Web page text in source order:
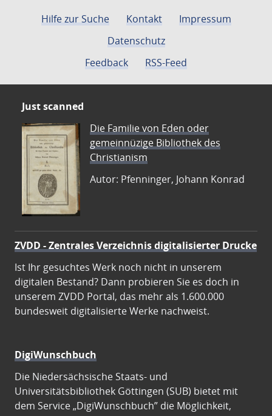
Hilfe zur Suche Kontakt
Impressum
Datenschutz
Feedback
RSS-Feed
Just scanned
Die Familie von Eden oder
gemeinnüzige Bibliothek des
Christianism
Autor: Pfenninger, Johann Konrad
ZVDD - Zentrales Verzeichnis digitalisierter Drucke
Ist Ihr gesuchtes Werk noch nicht in unserem
digitalen Bestand? Dann probieren Sie es doch in
unserem ZVDD Portal, das mehr als 1.600.000
bundesweit digitalisierte Werke nachweist.
DigiWunschbuch
Die Niedersächsische Staats- und
Universitätsbibliothek Göttingen (SUB) bietet mit
dem Service „DigiWunschbuch” die Möglichkeit,